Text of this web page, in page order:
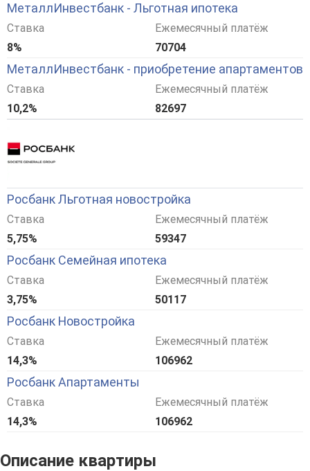
МеталлИнвестбанк - Льготная ипотека
Ставка
8%
Ежемесячный платёж
70704
МеталлИнвестбанк - приобретение апартаментов
Ставка
10,2%
Ежемесячный платёж
82697
Росбанк Льготная новостройка
Ставка
5,75%
Ежемесячный платёж
59347
Росбанк Семейная ипотека
Ставка
3,75%
Ежемесячный платёж
50117
Росбанк Новостройка
Ставка
14,3%
Ежемесячный платёж
106962
Росбанк Апартаменты
Ставка
14,3%
Ежемесячный платёж
106962
Описание квартиры